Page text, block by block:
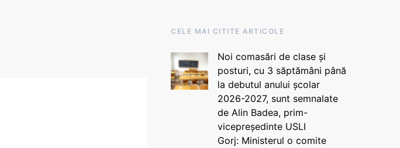
CELE MAI CITITE ARTICOLE
Noi comasări de clase și
posturi, cu 3 săptămâni până
la debutul anului școlar
2026-2027, sunt semnalate
de Alin Badea, prim-
vicepreședinte USLI
Gorj: Ministerul o comite